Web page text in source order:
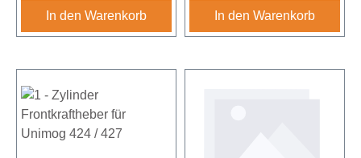
Unterlenker
In den Warenkorb
Unterlenker
In den Warenkorb